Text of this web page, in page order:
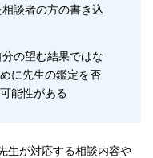
談者の方の書き込
の望む結果ではな
に先生の鑑定を否
能性がある
生が対応する相談内容や